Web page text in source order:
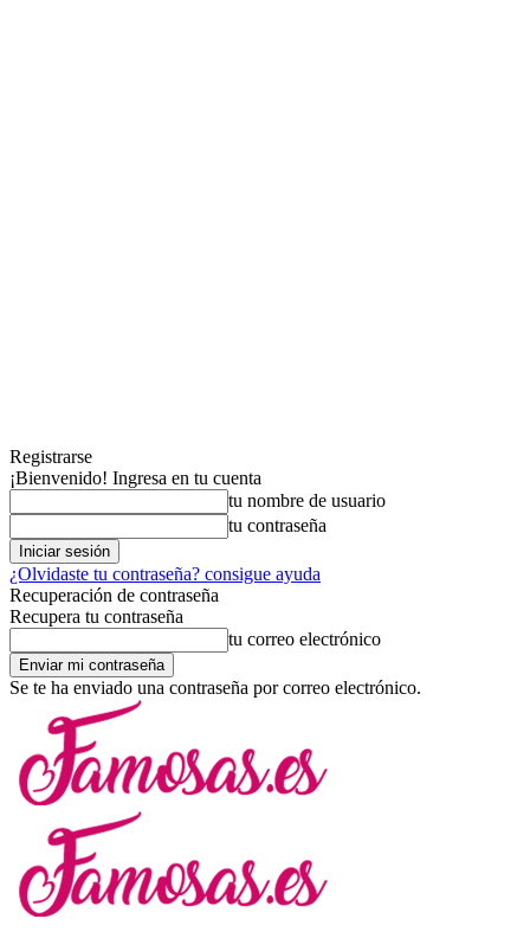
Registrarse
¡Bienvenido! Ingresa en tu cuenta
tu nombre de usuario
tu contraseña
¿Olvidaste tu contraseña? consigue ayuda
Recuperación de contraseña
Recupera tu contraseña
tu correo electrónico
Se te ha enviado una contraseña por correo electrónico.